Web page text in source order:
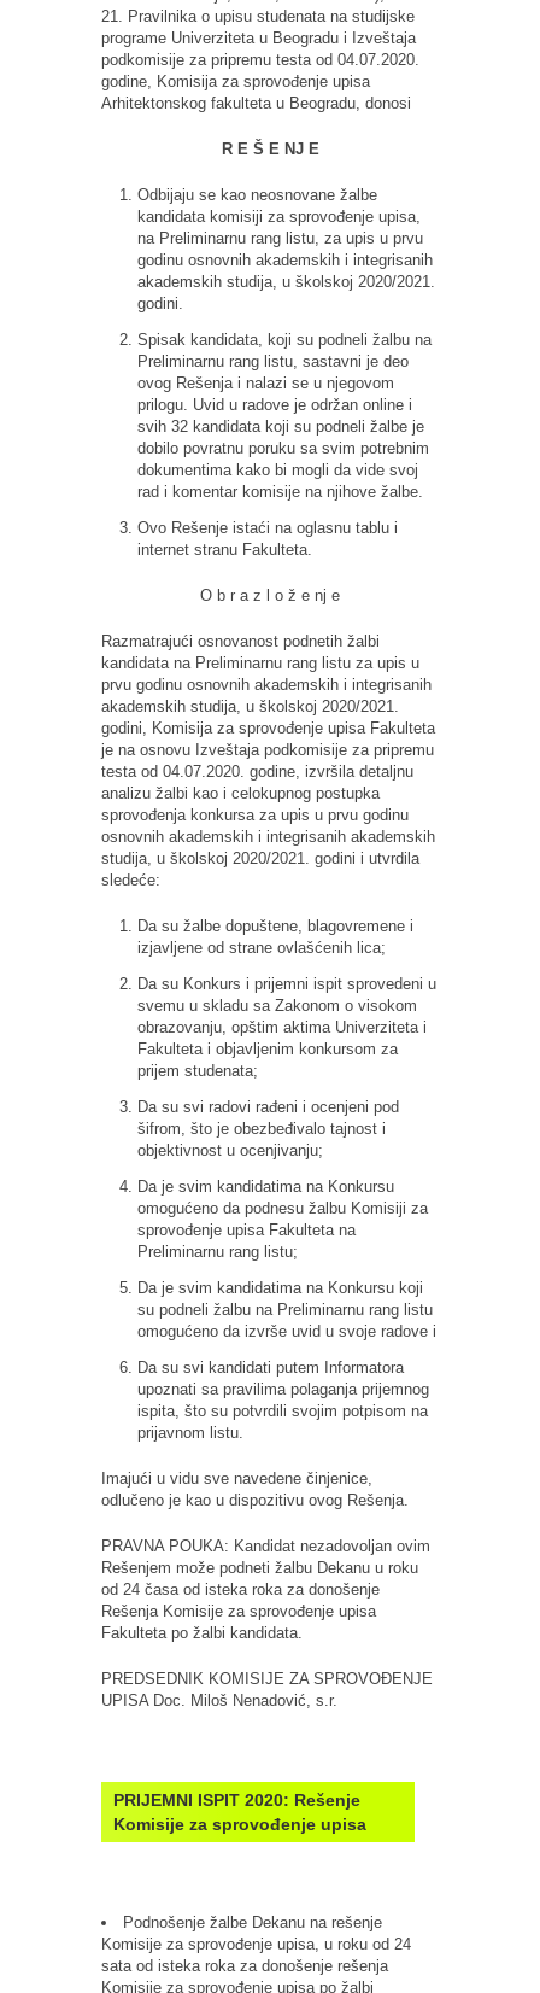
21. Pravilnika o upisu studenata na studijske
programe Univerziteta u Beogradu i Izveštaja
podkomisije za pripremu testa od 04.07.2020.
godine, Komisija za sprovođenje upisa
Arhitektonskog fakulteta u Beogradu, donosi
R E Š E NJ E
Odbijaju se kao neosnovane žalbe
kandidata komisiji za sprovođenje upisa,
na Preliminarnu rang listu, za upis u prvu
godinu osnovnih akademskih i integrisanih
akademskih studija, u školskoj 2020/2021.
godini.
Spisak kandidata, koji su podneli žalbu na
Preliminarnu rang listu, sastavni je deo
ovog Rešenja i nalazi se u njegovom
prilogu. Uvid u radove je održan online i
svih 32 kandidata koji su podneli žalbe je
dobilo povratnu poruku sa svim potrebnim
dokumentima kako bi mogli da vide svoj
rad i komentar komisije na njihove žalbe.
Ovo Rešenje istaći na oglasnu tablu i
internet stranu Fakulteta.
O b r a z l o ž e nj e
Razmatrajući osnovanost podnetih žalbi
kandidata na Preliminarnu rang listu za upis u
prvu godinu osnovnih akademskih i integrisanih
akademskih studija, u školskoj 2020/2021.
godini, Komisija za sprovođenje upisa Fakulteta
je na osnovu Izveštaja podkomisije za pripremu
testa od 04.07.2020. godine, izvršila detaljnu
analizu žalbi kao i celokupnog postupka
sprovođenja konkursa za upis u prvu godinu
osnovnih akademskih i integrisanih akademskih
studija, u školskoj 2020/2021. godini i utvrdila
sledeće:
Da su žalbe dopuštene, blagovremene i
izjavljene od strane ovlašćenih lica;
Da su Konkurs i prijemni ispit sprovedeni u
svemu u skladu sa Zakonom o visokom
obrazovanju, opštim aktima Univerziteta i
Fakulteta i objavljenim konkursom za
prijem studenata;
Da su svi radovi rađeni i ocenjeni pod
šifrom, što je obezbeđivalo tajnost i
objektivnost u ocenjivanju;
Da je svim kandidatima na Konkursu
omogućeno da podnesu žalbu Komisiji za
sprovođenje upisa Fakulteta na
Preliminarnu rang listu;
Da je svim kandidatima na Konkursu koji
su podneli žalbu na Preliminarnu rang listu
omogućeno da izvrše uvid u svoje radove i
Da su svi kandidati putem Informatora
upoznati sa pravilima polaganja prijemnog
ispita, što su potvrdili svojim potpisom na
prijavnom listu.
Imajući u vidu sve navedene činjenice,
odlučeno je kao u dispozitivu ovog Rešenja.
PRAVNA POUKA: Kandidat nezadovoljan ovim
Rešenjem može podneti žalbu Dekanu u roku
od 24 časa od isteka roka za donošenje
Rešenja Komisije za sprovođenje upisa
Fakulteta po žalbi kandidata.
PREDSEDNIK KOMISIJE ZA SPROVOĐENJE
UPISA Doc. Miloš Nenadović, s.r.
PRIJEMNI ISPIT 2020: Rešenje
Komisije za sprovođenje upisa
Podnošenje žalbe Dekanu na rešenje
Komisije za sprovođenje upisa, u roku od 24
sata od isteka roka za donošenje rešenja
Komisije za sprovođenje upisa po žalbi